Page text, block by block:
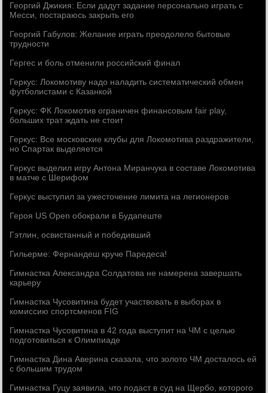
Георгий Джикия: Если дадут задание персонально играть с
Месси, постараюсь закрыть его
Георгий Габулов: Желание играть преодолело бытовые
трудности
Гергес и боль отменили российский финал
Геркус: Локомотиву надо наладить систематический обмен
футболистами с Казанкой
Геркус: ФК Локомотив ограничен финансовым fair play,
больших трат ждать не стоит
Геркус: Все московские клубы для Локомотива раздражители,
но Спартак выделяется
Геркус выделил игру Антона Миранчука в составе Локомотива
в матче с Шерифом
Геркус выступил за ужесточение лимита на легионеров
Героя US Open обокрали в Будапеште
Гэтлин, освистанный и победивший
Гильерме: Фернандеш круче Паредеса!
Гимнастка Александра Солдатова не намерена завершать
карьеру
Гимнастка Чусовитина будет участвовать в выборах в
комиссию спортсменов FIG
Гимнастка Чусовитина в 42 года выступит на ЧМ с целью
подготовиться к Олимпиаде
Гимнастка Дина Аверина сказала, что золото ЧМ досталось ей
с большим трудом
Гимнастка Гуцу заявила, что подаст в суд на Щербо, которого